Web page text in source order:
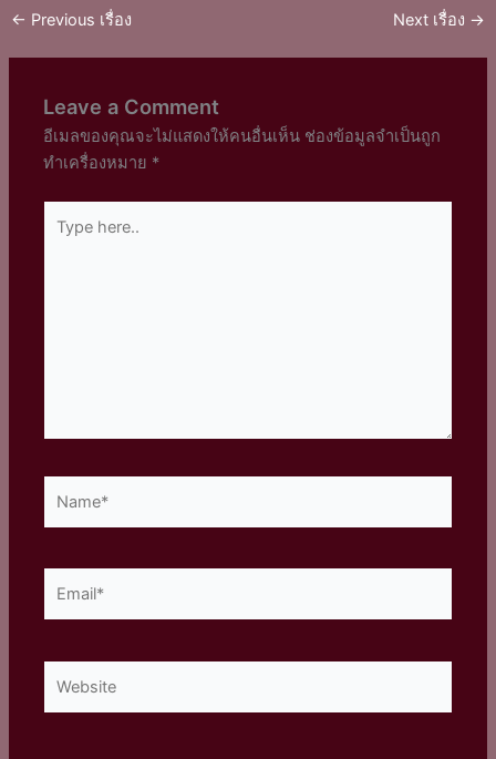
← Previous เรื่อง Next เรื่อง →
Leave a Comment
อีเมลของคุณจะไม่แสดงให้คนอื่นเห็น ช่องข้อมูลจำเป็นถูก
ทำเครื่องหมาย *
here..